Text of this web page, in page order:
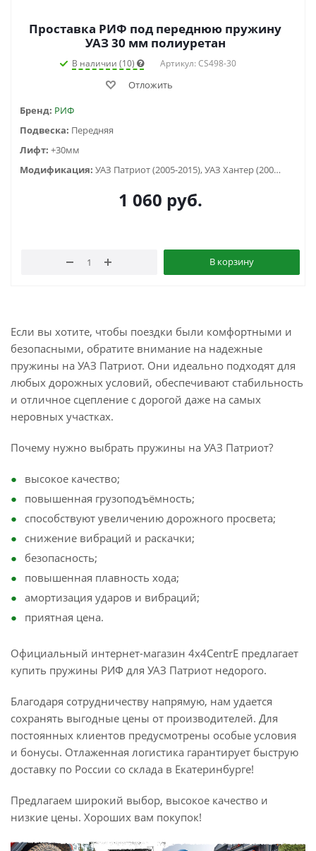
Проставка РИФ под переднюю пружину
УАЗ 30 мм полиуретан
В наличии (10) Артикул: CS498-30
Отложить
Бренд: РИФ
Подвеска: Передняя
Лифт: +30мм
Модификация:
УАЗ Патриот (2005-2015), УАЗ Хантер (2003-...)
1 060 руб.
В корзину
Если вы хотите, чтобы поездки были комфортными и
безопасными, обратите внимание на надежные
пружины на УАЗ Патриот. Они идеально подходят для
любых дорожных условий, обеспечивают стабильность
и отличное сцепление с дорогой даже на самых
неровных участках.
Почему нужно выбрать пружины на УАЗ Патриот?
высокое качество;
повышенная грузоподъёмность;
способствуют увеличению дорожного просвета;
снижение вибраций и раскачки;
безопасность;
повышенная плавность хода;
амортизация ударов и вибраций;
приятная цена.
Официальный интернет-магазин 4x4CentrE предлагает
купить пружины РИФ для УАЗ Патриот недорого.
Благодаря сотрудничеству напрямую, нам удается
сохранять выгодные цены от производителей. Для
постоянных клиентов предусмотрены особые условия
и бонусы. Отлаженная логистика гарантирует быструю
доставку по России со склада в Екатеринбурге!
Предлагаем широкий выбор, высокое качество и
низкие цены. Хороших вам покупок!